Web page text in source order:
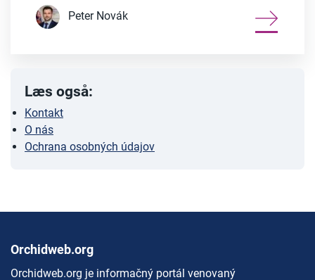
Peter Novák
Læs også:
Kontakt
O nás
Ochrana osobných údajov
Orchidweb.org
Orchidweb.org je informačný portál venovaný